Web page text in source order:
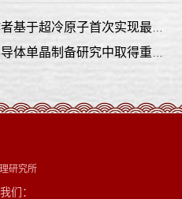
研究所
们：